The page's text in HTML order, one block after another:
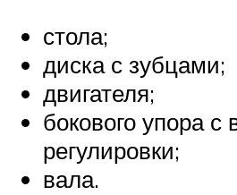
стола;
диска с зубцами;
двигателя;
бокового упора
регулировки;
вала.